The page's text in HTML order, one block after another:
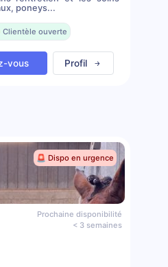
poneys...
Clientèle ouverte
vous Profil
🚨 Dispo en urgence
Prochaine disponibilité
< 3 semaines